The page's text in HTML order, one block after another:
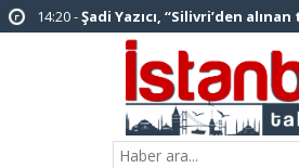
12:12 -AK Parti’ye katılan ilçe
başkanlarından İl Başkanı Özdemir’e
Tuzla Belediye Başkanı Eren Ali
Bingöl’den İBB’ye tepki
İstanbul Emniyet